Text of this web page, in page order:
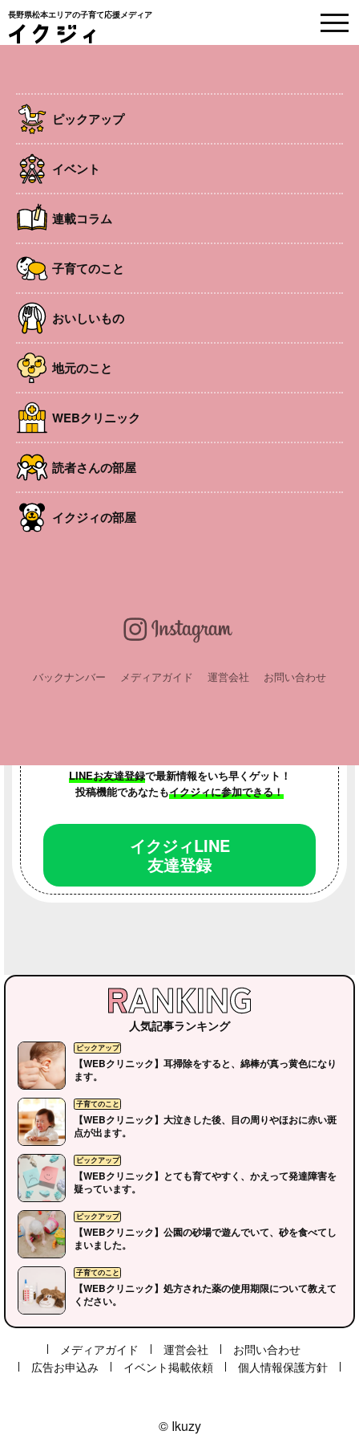
長野県松本エリアの子育て応援メディア
ピックアップ
イベント
連載コラム
子育てのこと
おいしいもの
地元のこと
WEBクリニック
読者さんの部屋
イクジィの部屋
バックナンバー メディアガイド 運営会社 お問い合わせ
EVENT
HOME
夜のミュージアム
開館時間を20:00まで延長。夕暮れどきからライトアップ
された幻想的な夜の美術館で、ゆったりとした時間を過ご
せる。浴衣で来館の方には、絵本カフェのワンドリンクチ
ケットまたはショップの10％オフチケットをプレゼント。
また、館内にある「絵本の部屋」にて、ちょっと怖いおは
なしの会（17:00〜17:30、18:00〜18:30）を開催。申込み
は不要で、定員は先着20名。参加費は無料（※入館料別途
必要）。
開催日 2025年8月23日
時間 9:00〜20:00（※絵本カフェは19:00閉店）
安曇野ちひろ美術館
URL https://chihiro.jp/azumino/
LINEお友達会員募集中！
LINEお友達登録で最新情報をいち早くゲット！
投稿機能であなたもイクジィに参加できる！
イクジィLINE
友達登録
人気記事ランキング
ピックアップ
【WEBクリニック】耳掃除をすると、綿棒が真っ黄色になり
ます。
子育てのこと
【WEBクリニック】大泣きした後、目の周りやほおに赤い斑
点が出ます。
ピックアップ
【WEBクリニック】とても育てやすく、かえって発達障害を
疑っています。
【WEBクリニック】公園の砂場で遊んでいて、砂を食べてし
まいました。
【WEBクリニック】処方された薬の使用期限について教えて
ください。
メディアガイド 運営会社
お問い合わせ
広告お申込み
イベント掲載依頼 個人情報保護方針
© Ikuzy